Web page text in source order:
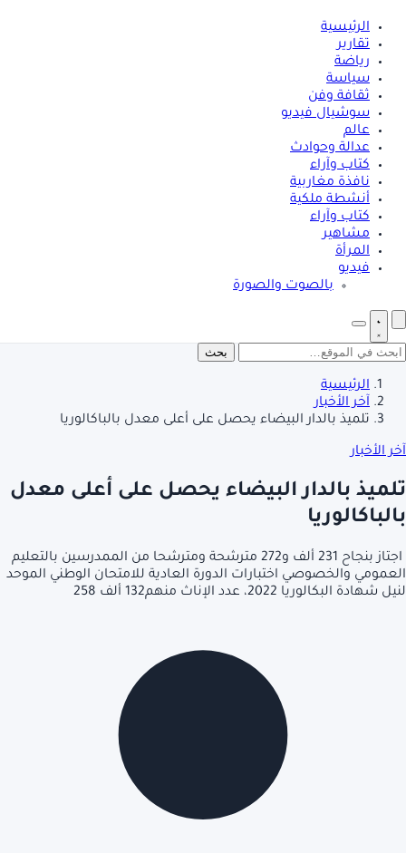
الرئيسية
تقارير
رياضة
سياسة
ثقافة وفن
سوشيال فيديو
عالم
عدالة وحوادث
كتاب وآراء
نافذة مغاربية
أنشطة ملكية
كتاب وآراء
مشاهير
المرأة
فيديو
بالصوت والصورة
بحث
الرئيسية
آخر الأخبار
تلميذ بالدار البيضاء يحصل على أعلى معدل بالباكالوريا
آخر الأخبار
تلميذ بالدار البيضاء يحصل على أعلى معدل
بالباكالوريا
اجتاز بنجاح 231 ألف و272 مترشحة ومترشحا من الممدرسين بالتعليم
العمومي والخصوصي اختبارات الدورة العادية للامتحان الوطني الموحد
لنيل شهادة البكالوريا 2022، عدد الإناث منهم132 ألف 258